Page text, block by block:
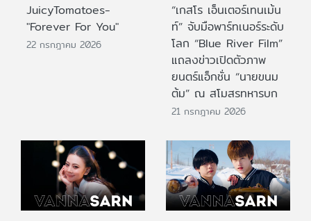
JuicyTomatoes-
"Forever For You"
22 กรกฎาคม 2026
“เกสโร เอ็นเตอร์เทนเม้น
ท์” จับมือพาร์ทเนอร์ระดับ
โลก “Blue River Film”
แถลงข่าวเปิดตัวภาพ
ยนตร์แอ็กชั่น “นายขนม
ต้ม” ณ สโมสรทหารบก
21 กรกฎาคม 2026